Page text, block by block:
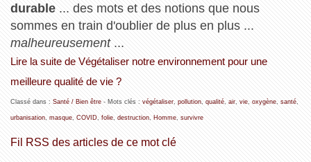
durable... des mots et des notions que nous
sommes en train d'oublier de plus en plus ...
malheureusement...
Lire la suite de Végétaliser notre environnement pour une
meilleure qualité de vie ?
Classé dans : Santé / Bien être- Mots clés : végétaliser, pollution, qualité, air, vie, oxygène, santé,
urbanisation, masque, COVID folie, destruction, Homme, survivre
Fil RSS des articles de ce mot clé